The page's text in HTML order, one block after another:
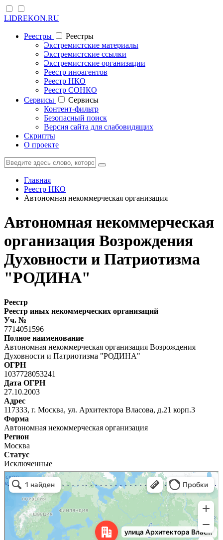
LIDREKON.RU
Реестры
Реестры
Экстремистские материалы
Экстремистские ссылки
Экстремистские организации
Реестр иноагентов
Реестр НКО
Реестр СОНКО
Cервисы
Cервисы
Контент-фильтр
Безопасный поиск
Версия сайта для слабовидящих
Скрипты
О проекте
Главная
Реестр НКО
Автономная некоммерческая организация
Автономная некоммерческая
организация Возрождения
Духовности и Патриотизма
"РОДИНА"
Реестр
Реестр иных некоммерческих организаций
Уч. №
7714051596
Полное наименование
Автономная некоммерческая организация Возрождения
Духовности и Патриотизма "РОДИНА"
ОГРН
1037728053241
Дата ОГРН
27.10.2003
Адрес
117333, г. Москва, ул. Архитектора Власова, д.21 корп.3
Форма
Автономная некоммерческая организация
Регион
Москва
Статус
Исключенные